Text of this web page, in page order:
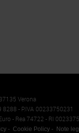
Verona
- P.IVA 00233750231
- Rea 74722 - RI
Cookie Policy Note